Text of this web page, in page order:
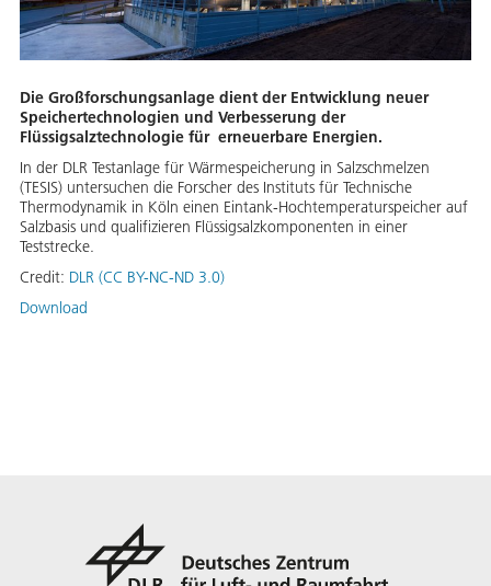
Die Großforschungsanlage dient der Entwicklung neuer
Speichertechnologien und Verbesserung der
Flüssigsalztechnologie für erneuerbare Energien.
In der DLR Testanlage für Wärmespeicherung in Salzschmelzen
(TESIS) untersuchen die Forscher des Instituts für Technische
Thermodynamik in Köln einen Eintank-Hochtemperaturspeicher auf
Salzbasis und qualifizieren Flüssigsalzkomponenten in einer
Teststrecke.
Credit: DLR (CC BY-NC-ND 3.0)
Download